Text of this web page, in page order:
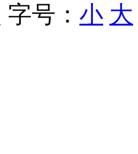
字号： 小 大